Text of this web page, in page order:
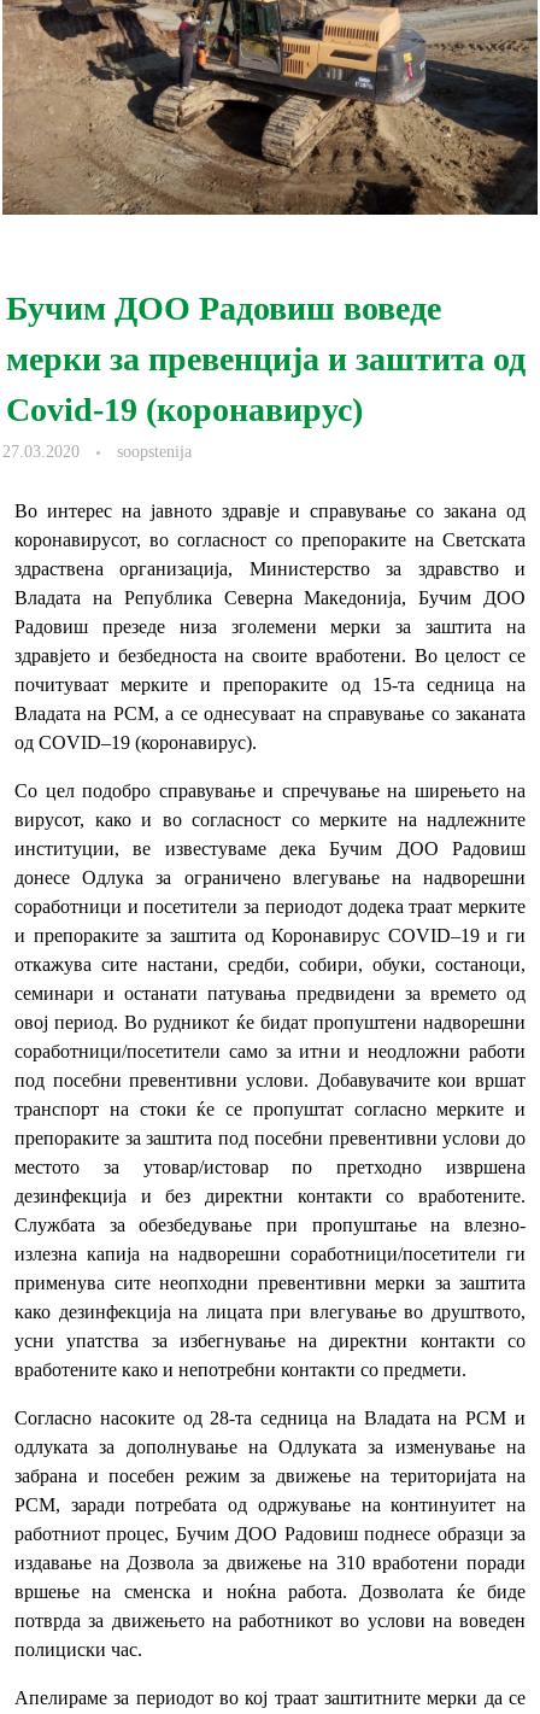
Бучим ДОО Радовиш воведе
мерки за превенција и заштита од
Covid-19 (коронавирус)
27.03.2020 soopstenija
Во интерес на јавното здравје и справување со закана од
коронавирусот, во согласност со препораките на Светската
здраствена организација, Министерство за здравство и
Владата на Република Северна Македонија, Бучим ДОО
Радовиш презеде низа зголемени мерки за заштита на
здравјето и безбедноста на своите вработени. Во целост се
почитуваат мерките и препораките од 15-та седница на
Владата на РСМ, а се однесуваат на справување со заканата
од COVID–19 (коронавирус).
Со цел подобро справување и спречување на ширењето на
вирусот, како и во согласност со мерките на надлежните
институции, ве известуваме дека Бучим ДОО Радовиш
донесе Одлука за ограничено влегување на надворешни
соработници и посетители за периодот додека траат мерките
и препораките за заштита од Коронавирус COVID–19 и ги
откажува сите настани, средби, собири, обуки, состаноци,
семинари и останати патувања предвидени за времето од
овој период. Во рудникот ќе бидат пропуштени надворешни
соработници/посетители само за итни и неодложни работи
под посебни превентивни услови. Добавувачите кои вршат
транспорт на стоки ќе се пропуштат согласно мерките и
препораките за заштита под посебни превентивни услови до
местото за утовар/истовар по претходно извршена
дезинфекција и без директни контакти со вработените.
Службата за обезбедување при пропуштање на влезно-
излезна капија на надворешни соработници/посетители ги
применува сите неопходни превентивни мерки за заштита
како дезинфекција на лицата при влегување во друштвото,
усни упатства за избегнување на директни контакти со
вработените како и непотребни контакти со предмети.
Согласно насоките од 28-та седница на Владата на РСМ и
одлуката за дополнување на Одлуката за изменување на
забрана и посебен режим за движење на територијата на
РСМ, заради потребата од одржување на континуитет на
работниот процес, Бучим ДОО Радовиш поднесе образци за
издавање на Дозвола за движење на 310 вработени поради
вршење на сменска и ноќна работа. Дозволата ќе биде
потврда за движењето на работникот во услови на воведен
полициски час.
Апелираме за периодот во кој траат заштитните мерки да се